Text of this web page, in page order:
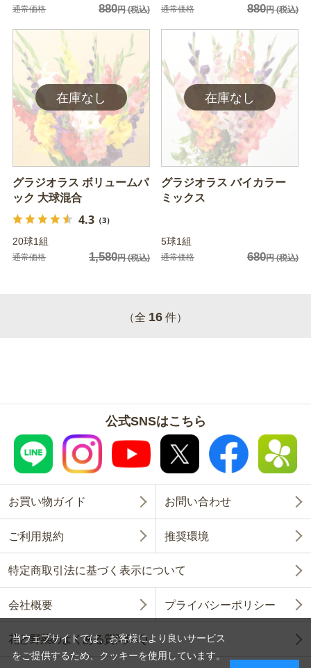
通常価格 880円(税込) 通常価格 880円(税込)
グラジオラス ボリュームパ
ック 大球混合
4.3（3）
20球1組
通常価格 1,580円(税込)
グラジオラス バイカラー
ミックス
5球1組
通常価格 680円(税込)
（全 16 件）
公式SNSはこちら
お買い物ガイド お問い合わせ
ご利用規約 推奨環境
特定商取引法に基づく表示について
会社概要 プライバシーポリシー
花と野菜のよくある質問FAQ
当ウェブサイトでは、お客様により良いサービス
をご提供するため、クッキーを使用しています。